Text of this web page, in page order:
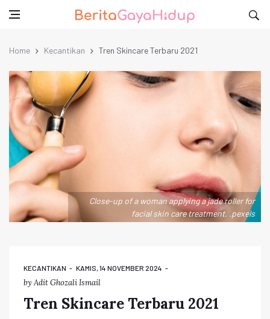
Home Kecantikan Tren Skincare Terbaru 2021
Close-up of a woman applying a jade roller for
facial skin care treatment. .pexels
KECANTIKAN KAMIS, 14 NOVEMBER 2024
by Adit Ghozali Ismail
Tren Skincare Terbaru 2021